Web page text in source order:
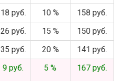
18 руб. 10 %
158 руб.
26 руб. 15 %
150 руб.
35 руб. 20 %
141 руб.
9 руб. 5 % 167 руб.